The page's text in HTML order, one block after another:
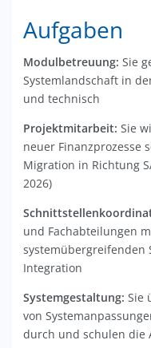
Aufgaben
Modulbetreuung: Sie
Systemlandschaft in
und technisch
Projektmitarbeit: Sie
neuer Finanzprozesse
Migration in Richtung
2026)
und Fachabteilungen
systemübergreifenden
Integration
Systemgestaltung: Sie
von
durch und schulen die